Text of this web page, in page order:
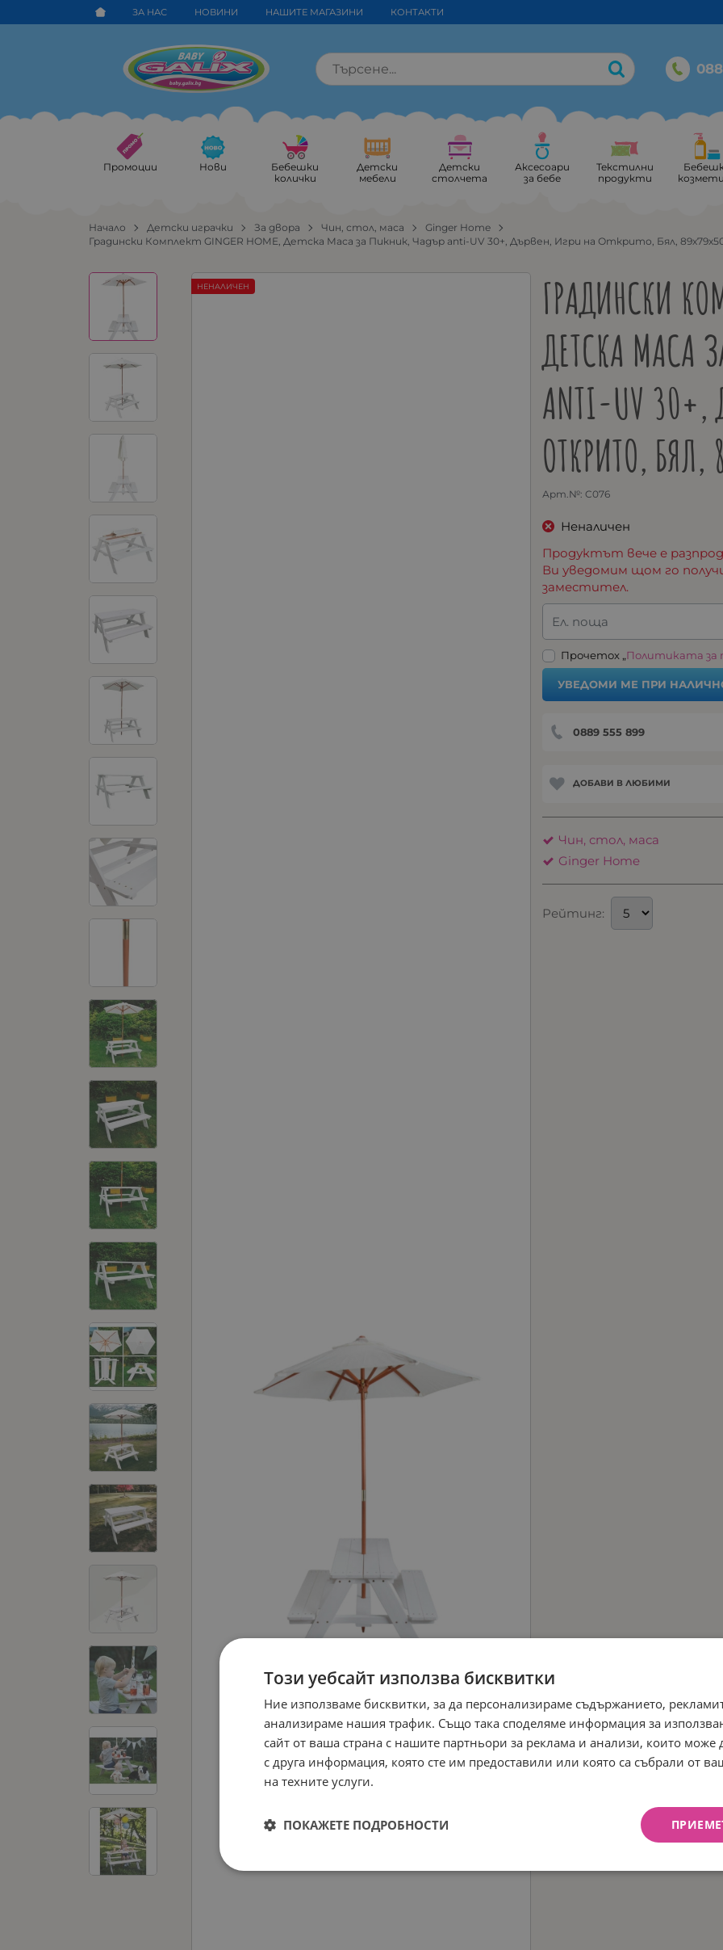
ЗА НАС НОВИНИ НАШИТЕ МАГАЗИНИ КОНТАКТИ
Промоции Нови
Бебешки
колички
Детски
мебели
Детски
столчета
Аксесоари
за бебе
Текстилни
продукти
Начало Детски играчки За двора Чин, стол, маса
Ginger Home
Градински Комплект GINGER HOME, Детска Маса за Пикник, Чадър anti-UV 30+, Дървен, Игри на Открито, Бял,
ГРАДИНСКИ
ДЕТСКА МАСА
ANTI-UV 30+,
ОТКРИТО, БЯЛ,
Арт.№: C076
НЕНАЛИЧЕН
Неналичен
Продуктът вече е
Ви уведомим щом го
заместител.
Ел. поща
Прочетох „Политиката за
УВЕДОМИ МЕ ПРИ
0889 555 899
ДОБАВИ В ЛЮБИМИ
Чин, стол, маса
Ginger Home
Рейтинг:
Този уебсайт използва бисквитки
Ние използваме бисквитки, за да персонализираме съдържанието,
анализираме нашия трафик. Също така споделяме информация за
сайт от ваша страна с нашите партньори за реклама и анализи, които може
с друга информация, която сте им предоставили или която са събрали от
на техните услуги.
ПОКАЖЕТЕ ПОДРОБНОСТИ